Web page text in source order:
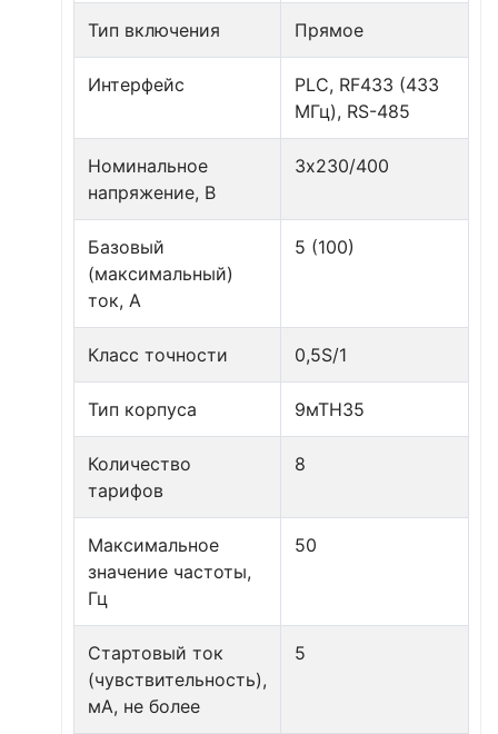
Тип включения Прямое
Интерфейс
PLC, RF433 (433
МГц), RS-485
Номинальное
напряжение, В
3х230/400
Базовый
(максимальный)
ток, А
5 (100)
Класс точности 0,5S/1
Тип корпуса 9мТН35
Количество
тарифов
8
Максимальное
значение частоты,
Гц
50
Стартовый ток
(чувствительность),
мА, не более
5